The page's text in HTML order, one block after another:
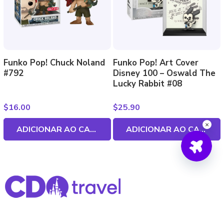
Funko Pop! Chuck Noland
#792
$16.00
ADICIONAR AO CARRINHO
Funko Pop! Art Cover
Disney 100 – Oswald The
Lucky Rabbit #08
$25.90
ADICIONAR AO CARRINHO